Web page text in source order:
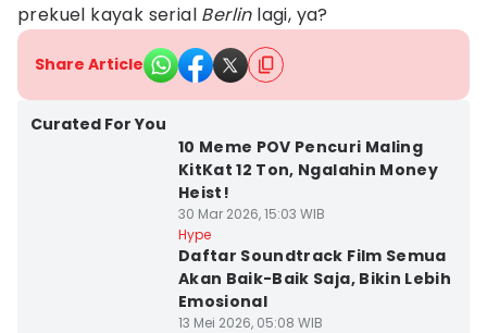
prekuel kayak serial Berlin lagi, ya?
Share Article
Curated For You
10 Meme POV Pencuri Maling
KitKat 12 Ton, Ngalahin Money
Heist!
30 Mar 2026, 15:03 WIB
Hype
Daftar Soundtrack Film Semua
Akan Baik-Baik Saja, Bikin Lebih
Emosional
13 Mei 2026, 05:08 WIB